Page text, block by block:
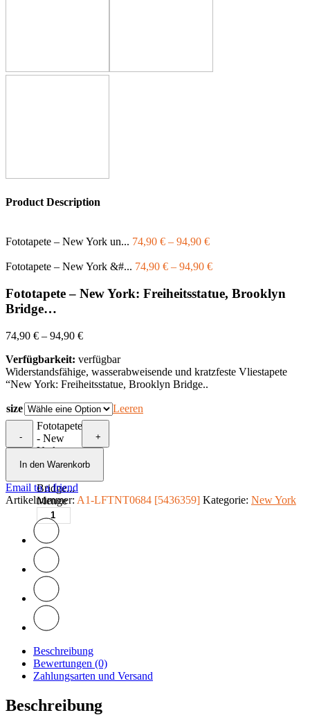
Product Description
Fototapete – New York un... 74,90 € – 94,90 €
Fototapete – New York &#... 74,90 € – 94,90 €
Fototapete – New York: Freiheitsstatue, Brooklyn
Bridge…
74,90 € – 94,90 €
Verfügbarkeit: verfügbar
Widerstandsfähige, wasserabweisende und kratzfeste Vliestapete
“New York: Freiheitsstatue, Brooklyn Bridge..
size Leeren
-
Fototapete
- New
York:
Freiheitsstatue,
Bridge...
Menge
+
In den Warenkorb
Email to a friend
Artikelnummer: A1-LFTNT0684 [5436359] Kategorie: New York
Beschreibung
Bewertungen (0)
Zahlungsarten und Versand
Beschreibung